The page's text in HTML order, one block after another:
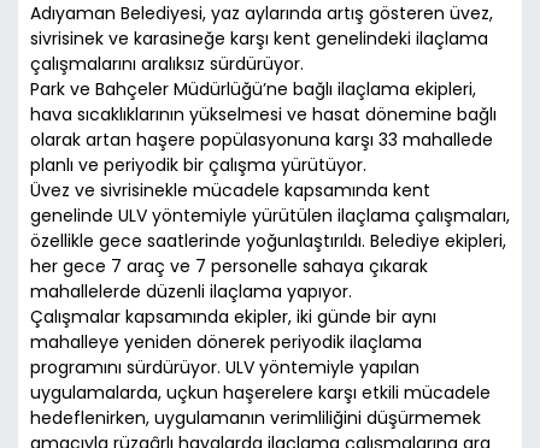
Adıyaman Belediyesi, yaz aylarında artış gösteren üvez,
sivrisinek ve karasineğe karşı kent genelindeki ilaçlama
çalışmalarını aralıksız sürdürüyor.
Park ve Bahçeler Müdürlüğü’ne bağlı ilaçlama ekipleri,
hava sıcaklıklarının yükselmesi ve hasat dönemine bağlı
olarak artan haşere popülasyonuna karşı 33 mahallede
planlı ve periyodik bir çalışma yürütüyor.
Üvez ve sivrisinekle mücadele kapsamında kent
genelinde ULV yöntemiyle yürütülen ilaçlama çalışmaları,
özellikle gece saatlerinde yoğunlaştırıldı. Belediye ekipleri,
her gece 7 araç ve 7 personelle sahaya çıkarak
mahallelerde düzenli ilaçlama yapıyor.
Çalışmalar kapsamında ekipler, iki günde bir aynı
mahalleye yeniden dönerek periyodik ilaçlama
programını sürdürüyor. ULV yöntemiyle yapılan
uygulamalarda, uçkun haşerelere karşı etkili mücadele
hedeflenirken, uygulamanın verimliliğini düşürmemek